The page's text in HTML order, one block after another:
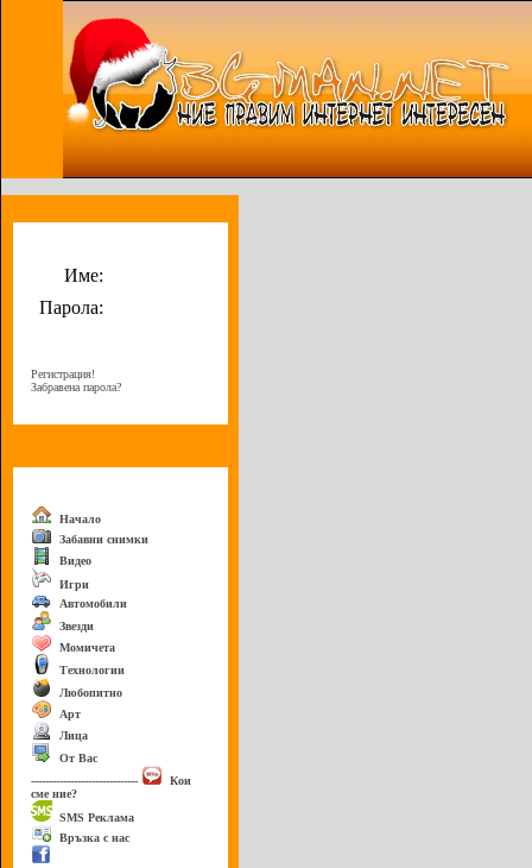
Име:
Парола:
Регистрация!
Забравена парола?
Начало
Забавни снимки
Видео
Игри
Автомобили
Звезди
Момичета
Технологии
Любопитно
Арт
Лица
От Вас
------------------------------
Кои
сме ние?
SMS Реклама
Връзка с нас